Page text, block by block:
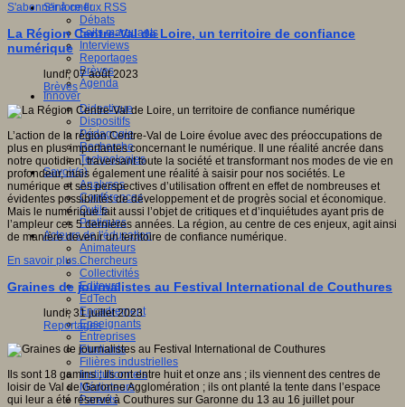
S'informer
Débats
Faits marquants
Interviews
Reportages
Brèves
Agenda
Innover
Didactique
Dispositifs
Pédagogie
Recherche
Technologies
Savoir(s)
Analyses
Conférences
Outils
Pratiques
Acteurs de l'éducation
Animateurs
Chercheurs
Collectivités
Editeurs
EdTech
Encadrement
Enseignants
Entreprises
Etudiants
Filières industrielles
Institutionnels
Médiateurs
Parents
S'abonner à ce flux RSS
La Région Centre-Val de Loire, un territoire de confiance
numérique
lundi, 07 août 2023
Brèves
L’action de la région Centre-Val de Loire évolue avec des préoccupations de
plus en plus importantes concernant le numérique. Il une réalité ancrée dans
notre quotidien, traversant toute la société et transformant nos modes de vie en
profondeur, mais également une réalité à saisir pour nos sociétés. Le
numérique et ses perspectives d’utilisation offrent en effet de nombreuses et
évidentes possibilités de développement et de progrès social et économique.
Mais le numérique fait aussi l’objet de critiques et d’inquiétudes ayant pris de
l’ampleur ces 5 dernières années. La région, au centre de ces enjeux, agit ainsi
de manière devenir un territoire de confiance numérique.
En savoir plus...
Graines de journalistes au Festival International de Couthures
lundi, 31 juillet 2023
Reportages
Ils sont 18 gamins ; Ils ont entre huit et onze ans ; ils viennent des centres de
loisir de Val de Garonne Agglomération ; ils ont planté la tente dans l’espace
qui leur a été réservé à Couthures sur Garonne du 13 au 16 juillet pour